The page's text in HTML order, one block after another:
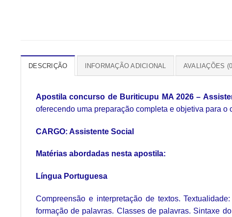
DESCRIÇÃO INFORMAÇÃO ADICIONAL AVALIAÇÕES
Apostila concurso de Buriticupu MA 2026 –
oferecendo uma preparação completa e objetiva para o
CARGO: Assistente Social
Matérias abordadas nesta apostila:
Língua Portuguesa
Compreensão e interpretação de textos.
formação de palavras. Classes de palavras. Sintaxe